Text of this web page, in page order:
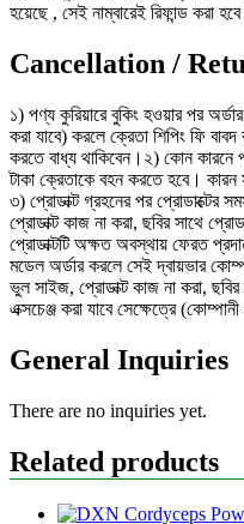
হয়েছে , সেই নাম্বারেই রিফান্ড করা
Cancellation /
১) পণ্য কুরিয়ারে বুকিং হওয়ার পর
করা যাবে) করলে ক্রেতা শিপিং ফি বাবদ
করতে বাধ্য থাকিবেন।২) কোন কারনে
টাকা ক্রেতাকে বহন করতে হবে।
৩) প্রোডাক্ট গ্রহনের পর প্রোডাক্টের
প্রোডাক্ট কাজ না করা, ছবির সাথে
প্রোডাক্টটি অক্ষত অবস্থায় ফেরত
মডেল অর্ডার করলে সেই দ্বায়ভার
ভুল সাইজ, প্রোডাক্ট কাজ না করা, ছবির
এক্সচেঞ্জ করা যাবে সেক্ষেত্রে
General Inquiries
There are no inquiries yet.
Related products